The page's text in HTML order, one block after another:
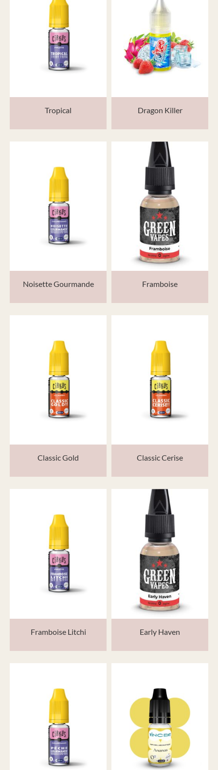
Tropical Dragon Killer
Noisette Gourmande Framboise
Classic Gold Classic Cerise
Framboise Litchi Early Haven